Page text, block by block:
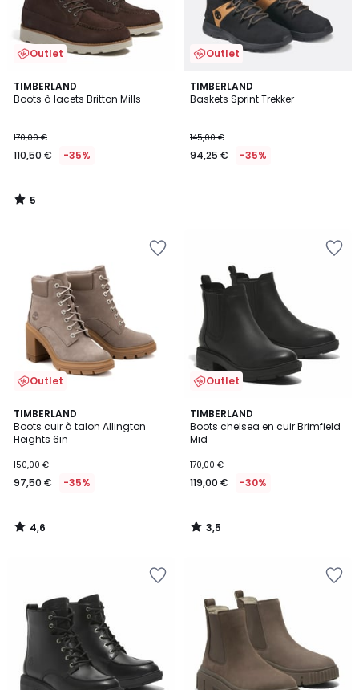
Outlet
TIMBERLAND
Boots à lacets Britton Mills
170,00 €
110,50 € -35%
5
/
5
/
Outlet
TIMBERLAND
Baskets Sprint Trekker
145,00 €
94,25 € -35%
Outlet
TIMBERLAND
Boots cuir à talon Allington
Heights 6in
150,00 €
97,50 € -35%
4,6
/ 5
4,6
/
Outlet
TIMBERLAND
Boots chelsea en cuir Brimfield
Mid
170,00 €
119,00 € -30%
3,5
/ 5
3,5
/